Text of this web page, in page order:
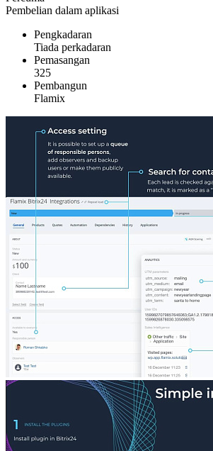
Pembelian dalam aplikasi
Pengkadaran
Tiada perkadaran
Pemasangan
325
Pembangun
Flamix